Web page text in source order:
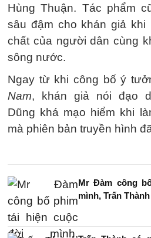
Hùng Thuận. Tác phẩm
sâu đậm cho khán giả
chất của người dân cùng
sông nước.
Ngay từ khi công bố ý
Nam, khán giả nói đạo
Dũng khá mạo hiểm khi
mà phiên bản truyền hình
Mr Đàm công
mình, Trấn